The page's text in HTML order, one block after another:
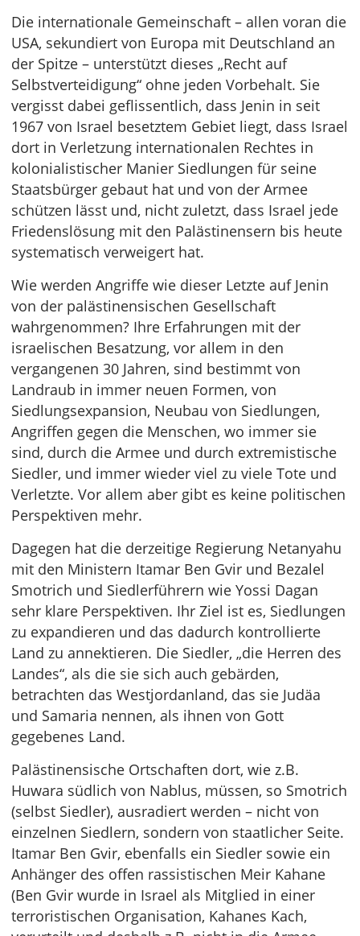
Die internationale Gemeinschaft – allen voran die
USA, sekundiert von Europa mit Deutschland an
der Spitze – unterstützt dieses „Recht auf
Selbstverteidigung“ ohne jeden Vorbehalt. Sie
vergisst dabei geflissentlich, dass Jenin in seit
1967 von Israel besetztem Gebiet liegt, dass Israel
dort in Verletzung internationalen Rechtes in
kolonialistischer Manier Siedlungen für seine
Staatsbürger gebaut hat und von der Armee
schützen lässt und, nicht zuletzt, dass Israel jede
Friedenslösung mit den Palästinensern bis heute
systematisch verweigert hat.
Wie werden Angriffe wie dieser Letzte auf Jenin
von der palästinensischen Gesellschaft
wahrgenommen? Ihre Erfahrungen mit der
israelischen Besatzung, vor allem in den
vergangenen 30 Jahren, sind bestimmt von
Landraub in immer neuen Formen, von
Siedlungsexpansion, Neubau von Siedlungen,
Angriffen gegen die Menschen, wo immer sie
sind, durch die Armee und durch extremistische
Siedler, und immer wieder viel zu viele Tote und
Verletzte. Vor allem aber gibt es keine politischen
Perspektiven mehr.
Dagegen hat die derzeitige Regierung Netanyahu
mit den Ministern Itamar Ben Gvir und Bezalel
Smotrich und Siedlerführern wie Yossi Dagan
sehr klare Perspektiven. Ihr Ziel ist es, Siedlungen
zu expandieren und das dadurch kontrollierte
Land zu annektieren. Die Siedler, „die Herren des
Landes“, als die sie sich auch gebärden,
betrachten das Westjordanland, das sie Judäa
und Samaria nennen, als ihnen von Gott
gegebenes Land.
Palästinensische Ortschaften dort, wie z.B.
Huwara südlich von Nablus, müssen, so Smotrich
(selbst Siedler), ausradiert werden – nicht von
einzelnen Siedlern, sondern von staatlicher Seite.
Itamar Ben Gvir, ebenfalls ein Siedler sowie ein
Anhänger des offen rassistischen Meir Kahane
(Ben Gvir wurde in Israel als Mitglied in einer
terroristischen Organisation, Kahanes Kach,